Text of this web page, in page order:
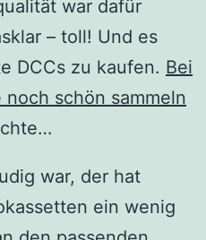
war dafür
– toll! Und es
DCCs zu kaufen. Bei
schön sammeln
war, der hat
ein wenig